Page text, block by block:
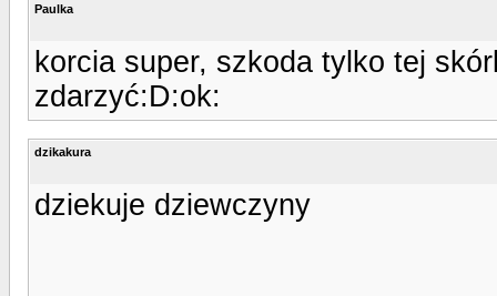
Paulka
korcia super, szkoda tylko tej
zdarzyć:D:ok:
dzikakura
dziekuje dziewczyny